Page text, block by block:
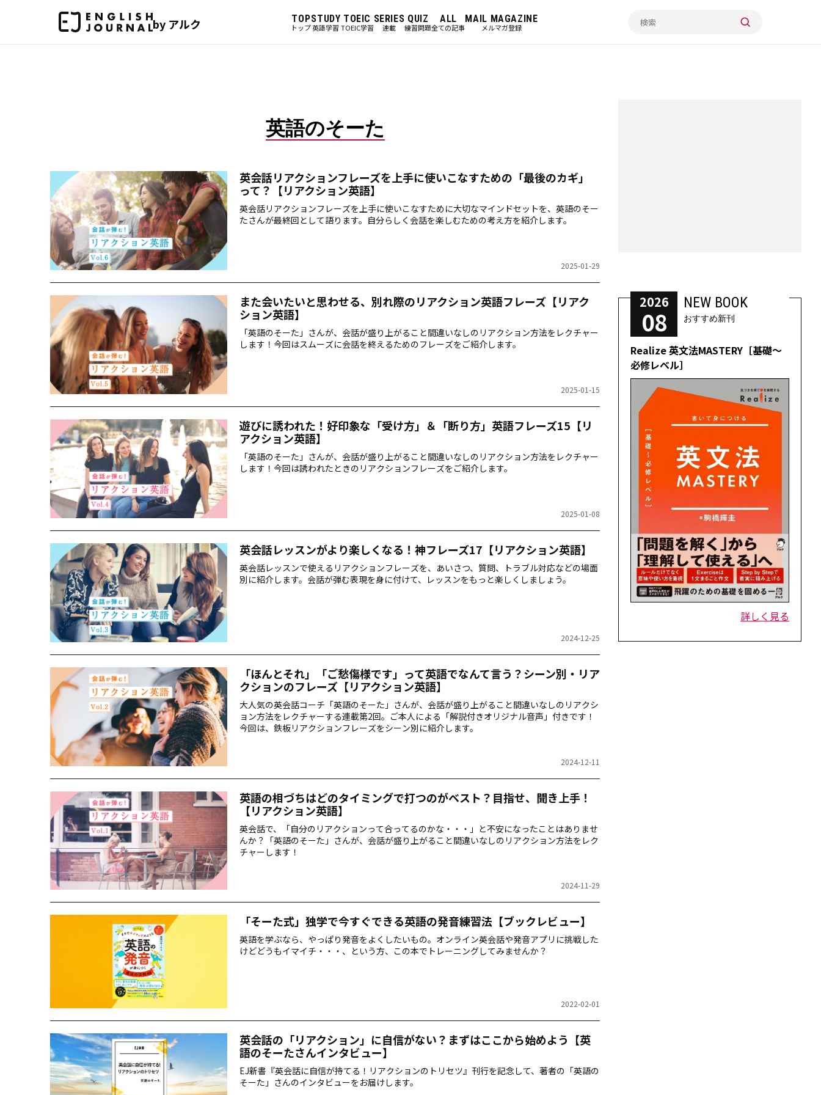
by アルク TOP
トップ
STUDY
英語学習
TOEIC
TOEIC学習
SERIES
連載
QUIZ
練習問題
ALL
全ての記事
MAIL MAGAZINE
メルマガ登録
英語のそーた
英会話リアクションフレーズを上手に使いこなすための「最後のカギ」
って？【リアクション英語】
英会話リアクションフレーズを上手に使いこなすために大切なマインドセットを、英語のそー
たさんが最終回として語ります。自分らしく会話を楽しむための考え方を紹介します。
2025-01-29
また会いたいと思わせる、別れ際のリアクション英語フレーズ【リアク
ション英語】
「英語のそーた」さんが、会話が盛り上がること間違いなしのリアクション方法をレクチャー
します！今回はスムーズに会話を終えるためのフレーズをご紹介します。
2025-01-15
遊びに誘われた！好印象な「受け方」＆「断り方」英語フレーズ15【リ
アクション英語】
「英語のそーた」さんが、会話が盛り上がること間違いなしのリアクション方法をレクチャー
します！今回は誘われたときのリアクションフレーズをご紹介します。
2025-01-08
英会話レッスンがより楽しくなる！神フレーズ17【リアクション英語】
英会話レッスンで使えるリアクションフレーズを、あいさつ、質問、トラブル対応などの場面
別に紹介します。会話が弾む表現を身に付けて、レッスンをもっと楽しくしましょう。
2024-12-25
「ほんとそれ」「ご愁傷様です」って英語でなんて言う？シーン別・リア
クションのフレーズ【リアクション英語】
大人気の英会話コーチ「英語のそーた」さんが、会話が盛り上がること間違いなしのリアクシ
ョン方法をレクチャーする連載第2回。ご本人による「解説付きオリジナル音声」付きです！
今回は、鉄板リアクションフレーズをシーン別に紹介します。
2024-12-11
英語の相づちはどのタイミングで打つのがベスト？目指せ、聞き上手！
【リアクション英語】
英会話で、「自分のリアクションって合ってるのかな・・・」と不安になったことはありませ
んか？「英語のそーた」さんが、会話が盛り上がること間違いなしのリアクション方法をレク
チャーします！
2024-11-29
「そーた式」独学で今すぐできる英語の発音練習法【ブックレビュー】
英語を学ぶなら、やっぱり発音をよくしたいもの。オンライン英会話や発音アプリに挑戦した
けどどうもイマイチ・・・、という方、この本でトレーニングしてみませんか？
2022-02-01
英会話の「リアクション」に自信がない？まずはここから始めよう【英
語のそーたさんインタビュー】
EJ新書『英会話に自信が持てる！リアクションのトリセツ』刊行を記念して、著者の「英語の
そーた」さんのインタビューをお届けします。
2026
08
NEW BOOK
おすすめ新刊
Realize 英文法MASTERY［基礎～
必修レベル］
詳しく見る